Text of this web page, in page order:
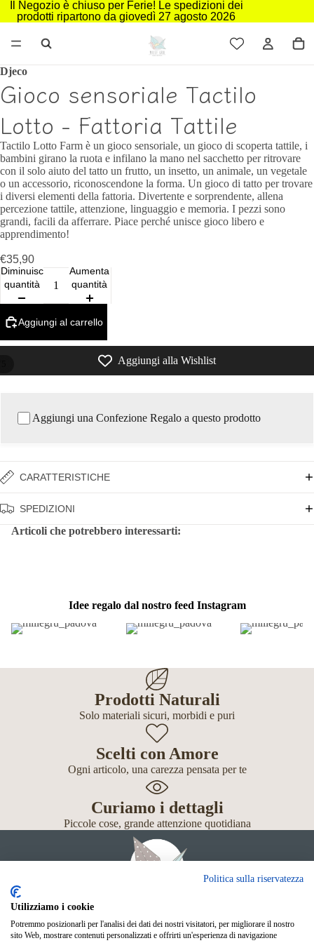
Il Negozio è chiuso per Ferie! Le spedizioni dei
prodotti ripartono da giovedì 27 agosto 2026
Djeco
Gioco sensoriale Tactilo
Lotto - Fattoria Tattile
Tactilo Lotto Farm è un gioco sensoriale, un gioco di scoperta tattile, i
bambini girano la ruota e infilano la mano nel sacchetto per ritrovare
con il solo aiuto del tatto un frutto, un insetto, un animale, un vegetale
o un accessorio, riconoscendone la forma. Un gioco di tatto per trovare
i diversi elementi della fattoria. Divertente e sorprendente, allena
percezione tattile, attenzione, linguaggio e memoria. I pezzi sono
grandi, facili da afferrare. Piace perché unisce gioco libero e
apprendimento!
€35,90
Diminuisci
quantità
Aumenta
quantità
Aggiungi al carrello
Aggiungi alla Wishlist
Aggiungi una Confezione Regalo a questo prodotto
CARATTERISTICHE
SPEDIZIONI
Articoli che potrebbero interessarti:
Idee regalo dal nostro feed Instagram
Prodotti Naturali
Solo materiali sicuri, morbidi e puri
Scelti con Amore
Ogni articolo, una carezza pensata per te
Curiamo i dettagli
Piccole cose, grande attenzione quotidiana
Giochi
Politica sulla riservatezza
Utilizziamo i cookie
Potremmo posizionarli per l'analisi dei dati dei nostri visitatori, per migliorare il nostro
sito Web, mostrare contenuti personalizzati e offrirti un'esperienza di navigazione